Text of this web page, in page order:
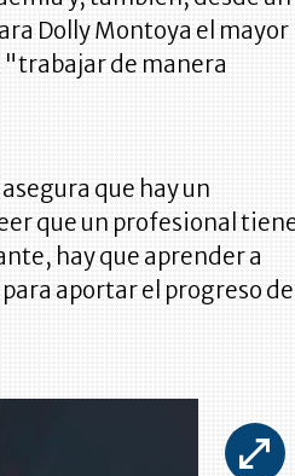
Dolly Montoya el mayor
"trabajar de manera
que hay un
que un profesional
hay que aprender a
aportar el progreso